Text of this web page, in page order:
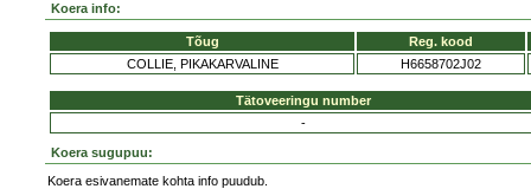
Koera info:
Tõug
Reg. kood
COLLIE, PIKAKARVALINE
H6658702J02
Tätoveeringu number
-
Koera sugupuu:
Koera esivanemate kohta info puudub.